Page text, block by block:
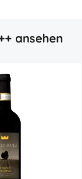
ansehen